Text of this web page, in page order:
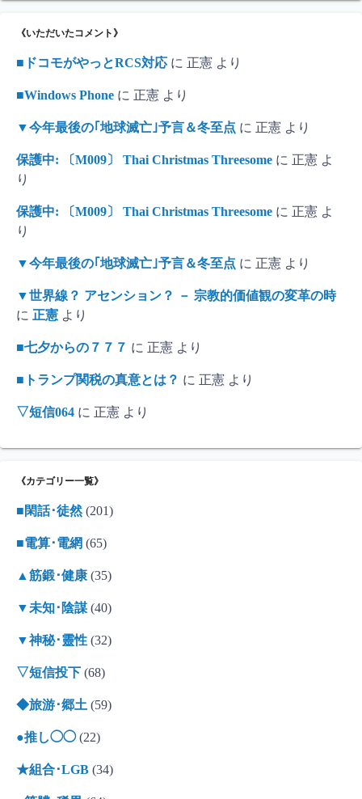
《いただいたコメント》
■ドコモがやっとRCS対応 に 正憲 より
■Windows Phone に 正憲 より
▼今年最後の｢地球滅亡｣予言＆冬至点 に 正憲 より
保護中: 〔M009〕 Thai Christmas Threesome に 正憲 よ
り
保護中: 〔M009〕 Thai Christmas Threesome に 正憲 よ
り
▼今年最後の｢地球滅亡｣予言＆冬至点 に 正憲 より
▼世界線？ アセンション？ － 宗教的価値観の変革の時
に 正憲 より
■七夕からの７７７ に 正憲 より
■トランプ関税の真意とは？ に 正憲 より
▽短信064 に 正憲 より
《カテゴリー一覧》
■閑話･徒然(201)
■電算･電網 (65)
▲筋鍛･健康 (35)
▼未知･陰謀 (40)
▼神秘･靈性 (32)
▽短信投下 (68)
◆旅游･郷土 (59)
●推し◯◯(22)
★組合･LGB (34)